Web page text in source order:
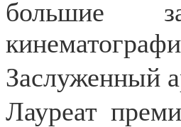
большие
Заслуженный
Лауреат